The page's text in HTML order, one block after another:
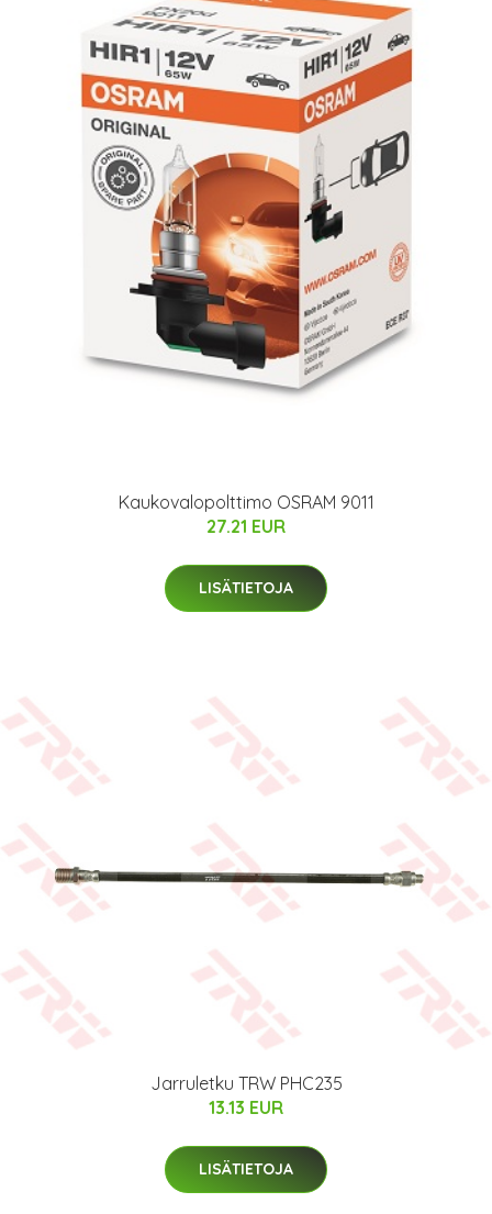
Kaukovalopolttimo OSRAM 9011
27.21 EUR
LISÄTIETOJA
Jarruletku TRW PHC235
13.13 EUR
LISÄTIETOJA